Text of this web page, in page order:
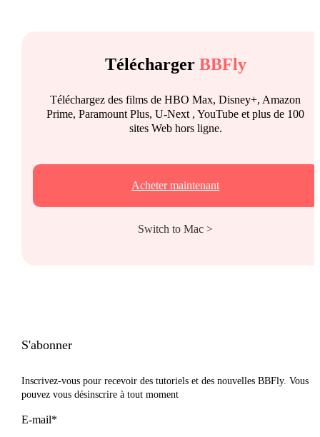
Télécharger BBFly
Téléchargez des films de HBO Max, Disney+, Amazon
Prime, Paramount Plus, U-Next , YouTube et plus de 100
sites Web hors ligne.
Acheter maintenant
Switch to Mac >
S'abonner
Inscrivez-vous pour recevoir des tutoriels et des nouvelles BBFly. Vous
pouvez vous désinscrire à tout moment
E-mail*